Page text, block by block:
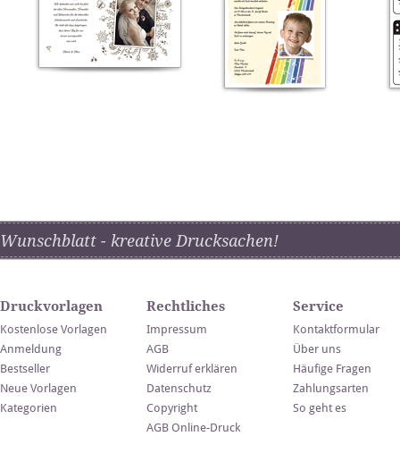
Wunschblatt - kreative Drucksachen!
Druckvorlagen
Kostenlose Vorlagen
Anmeldung
Bestseller
Neue Vorlagen
Kategorien
Rechtliches
Impressum
AGB
Widerruf erklären
Datenschutz
Copyright
AGB Online-Druck
Service
Kontaktformular
Über uns
Häufige Fragen
Zahlungsarten
So geht es